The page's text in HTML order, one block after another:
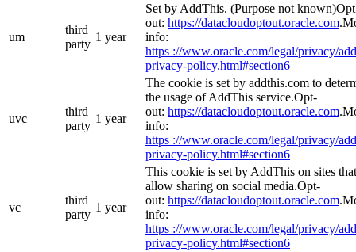
um
third
party
1 year
Set by AddThis. (Purpose not
out: https://datacloudoptout.oracle.com
info:
https ://www.oracle.com/legal/privacy/
privacy-policy.html#section6
uvc
third
party
1 year
The cookie is set by addthis.com to
the usage of AddThis service.Opt-
out: https://datacloudoptout.oracle.com
info:
https ://www.oracle.com/legal/privacy/
privacy-policy.html#section6
vc
third
party
1 year
This cookie is set by AddThis on sites that
allow sharing on social media.Opt-
out: https://datacloudoptout.oracle.com
info:
https ://www.oracle.com/legal/privacy/
privacy-policy.html#section6